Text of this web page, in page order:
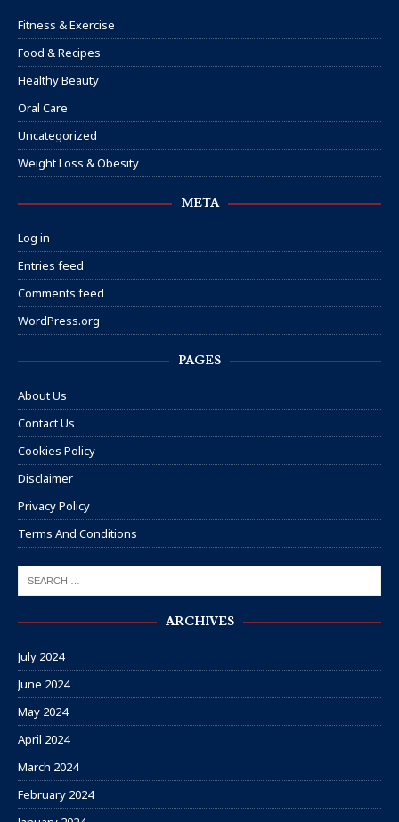
Fitness & Exercise
Food & Recipes
Healthy Beauty
Oral Care
Uncategorized
Weight Loss & Obesity
META
Log in
Entries feed
Comments feed
WordPress.org
PAGES
About Us
Contact Us
Cookies Policy
Disclaimer
Privacy Policy
Terms And Conditions
ARCHIVES
July 2024
June 2024
May 2024
April 2024
March 2024
February 2024